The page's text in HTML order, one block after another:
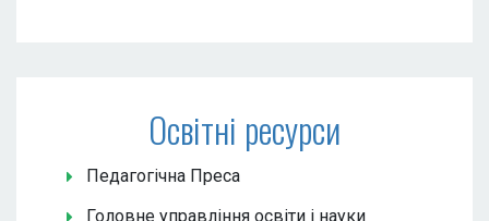
Освітні ресурси
Педагогічна Преса
Головне управління освіти і науки